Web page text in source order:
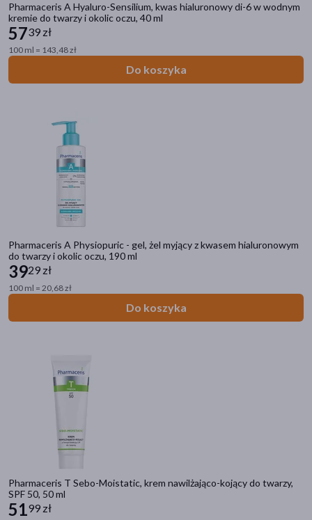
Pharmaceris A Hyaluro-Sensilium, kwas hialuronowy di-6 w wodnym
kremie do twarzy i okolic oczu, 40 ml
5739 zł
100 ml = 143,48 zł
Do koszyka
Pharmaceris A Physiopuric - gel, żel myjący z kwasem hialuronowym
do twarzy i okolic oczu, 190 ml
3929 zł
100 ml = 20,68 zł
Do koszyka
Pharmaceris T Sebo-Moistatic, krem nawilżająco-kojący do twarzy,
SPF 50, 50 ml
5199 zł
Kategorie produktów
Do poprzedniej kategorii
Dermokosmetyki
Dermokosmetyki do twarzy
Dermokosmetyki do ciała
Dermokosmetyki do opalania
Dermokosmetyki do włosów
Filtry
Nowość(3)
Ostatnie sztuki
Zestaw
Dostawa